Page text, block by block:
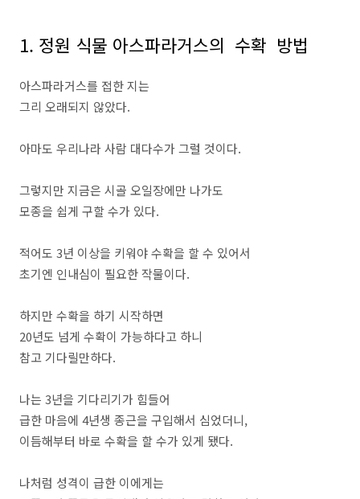
1. 정원 식물 아스파라거스의 수확 방법
아스파라거스를 접한 지는
그리 오래되지 않았다.
아마도 우리나라 사람 대다수가 그럴 것이다.
그렇지만 지금은 시골 오일장에만 나가도
모종을 쉽게 구할 수가 있다.
적어도 3년 이상을 키워야 수확을 할 수 있어서
초기엔 인내심이 필요한 작물이다.
하지만 수확을 하기 시작하면
20년도 넘게 수확이 가능하다고 하니
참고 기다릴만하다.
나는 3년을 기다리기가 힘들어
급한 마음에 4년생 종근을 구입해서 심었더니,
이듬해부터 바로 수확을 할 수가 있게 됐다.
나처럼 성격이 급한 이에게는